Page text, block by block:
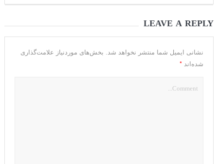
LEAVE A REPLY
نشانی ایمیل شما منتشر نخواهد شد.
بخش‌های موردنیاز علامت‌گذاری
شده‌اند *